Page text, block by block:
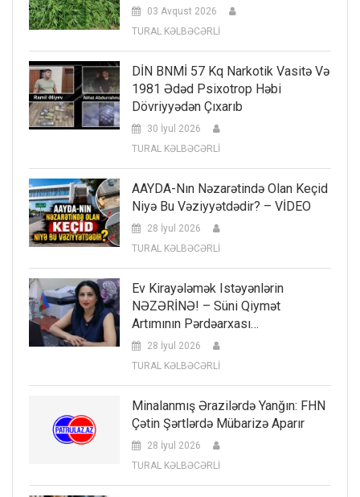
03 Avqust 2026
TURAL KƏLBƏCƏRLİ
DİN BNMİ 57 Kq Narkotik Vasitə Və
1981 Ədəd Psixotrop Həbi
Dövriyyədən Çıxarıb
30 İyul 2026
TURAL KƏLBƏCƏRLİ
AAYDA-Nın Nəzarətində Olan Keçid
Niyə Bu Vəziyyətdədir? – VİDEO
28 İyul 2026
TURAL KƏLBƏCƏRLİ
Ev Kirayələmək Istəyənlərin
NƏZƏRİNƏ! – Süni Qiymət
Artımının Pərdəarxası…
28 İyul 2026
TURAL KƏLBƏCƏRLİ
Minalanmış Ərazilərdə Yanğın: FHN
Çətin Şərtlərdə Mübarizə Aparır
28 İyul 2026
TURAL KƏLBƏCƏRLİ